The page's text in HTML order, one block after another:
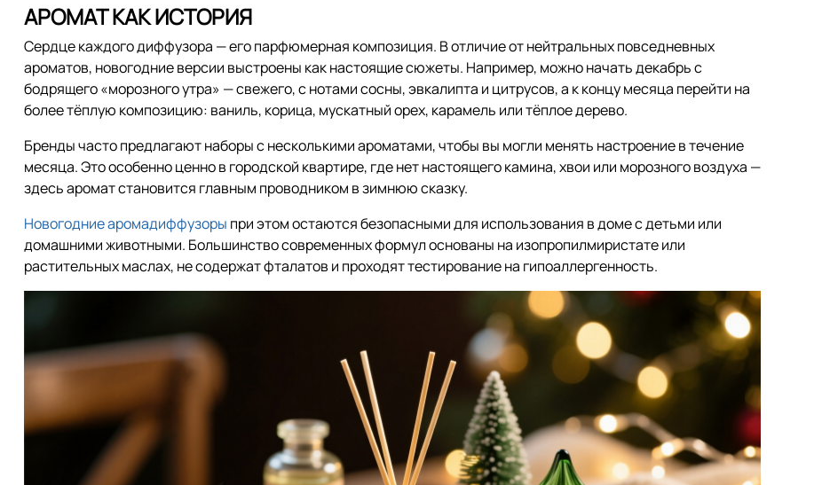
АРОМАТ КАК ИСТОРИЯ
Сердце каждого диффузора — его парфюмерная композиция. В отличие от нейтральных повседневных
ароматов, новогодние версии выстроены как настоящие сюжеты. Например, можно начать декабрь с
бодрящего «морозного утра» — свежего, с нотами сосны, эвкалипта и цитрусов, а к концу месяца перейти на
более тёплую композицию: ваниль, корица, мускатный орех, карамель или тёплое дерево.
Бренды часто предлагают наборы с несколькими ароматами, чтобы вы могли менять настроение в течение
месяца. Это особенно ценно в городской квартире, где нет настоящего камина, хвои или морозного воздуха —
здесь аромат становится главным проводником в зимнюю сказку.
Новогодние аромадиффузоры при этом остаются безопасными для использования в доме с детьми или
домашними животными. Большинство современных формул основаны на изопропилмиристате или
растительных маслах, не содержат фталатов и проходят тестирование на гипоаллергенность.